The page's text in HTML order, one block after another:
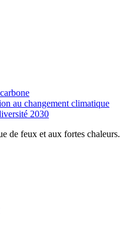
au changement climatique
2030
de feux et aux fortes chaleurs.